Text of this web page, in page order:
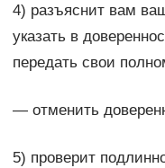
4) разъяснит вам
указать в
передать свои
— отменить
5) проверит